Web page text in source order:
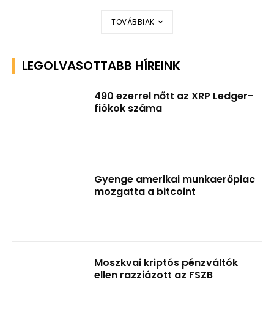
TOVÁBBIAK
LEGOLVASOTTABB HÍREINK
490 ezerrel nőtt az XRP Ledger-
fiókok száma
Gyenge amerikai munkaerőpiac
mozgatta a bitcoint
Moszkvai kriptós pénzváltók
ellen razziázott az FSZB